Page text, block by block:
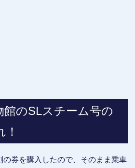
館のSLスチーム号の
の券を購入したので、そのまま乗車